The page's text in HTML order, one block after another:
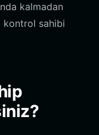
kalmadan
kontrol sahibi